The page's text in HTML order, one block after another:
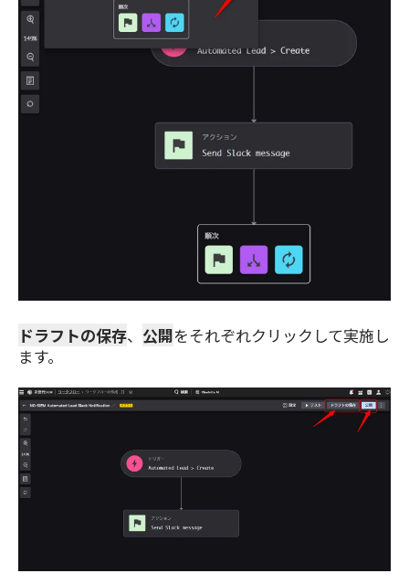
ドラフトの保存、 公開をそれぞれクリックして実施し
ます。